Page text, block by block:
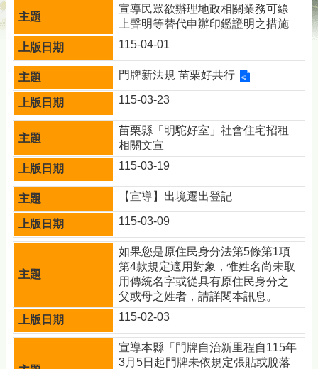
宣導民眾欲辦理地政相關業務可線
上聲明等替代申辦印鑑證明之措施
115-04-01
門牌新法規 苗栗好共行
115-03-23
苗栗縣「明駝好室」社會住宅招租
相關文宣
115-03-19
【宣導】出境遷出登記
115-03-09
如果您是原住民身分法第5條第1項
第4款規定適用對象，惟姓名尚未取
用傳統名字或從具有原住民身分之
父或母之姓者，請詳閱本訊息。
115-02-03
宣導本縣「門牌自治新里程自115年
3月5日起門牌未依規定張貼或脫落